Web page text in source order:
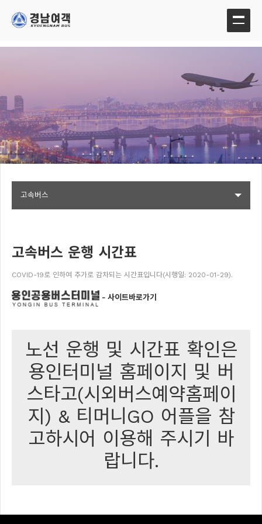
고속버스
고속버스 운행 시간표
COVID-19로 인하여 추가로 감차되는 시간표입니다(시행일: 2020-01-29).
- 사이트바로가기
노선 운행 및 시간표 확인은
용인터미널 홈페이지 및 버
스타고(시외버스예약홈페이
지) & 티머니GO 어플을 참
고하시어 이용해 주시기 바
랍니다.